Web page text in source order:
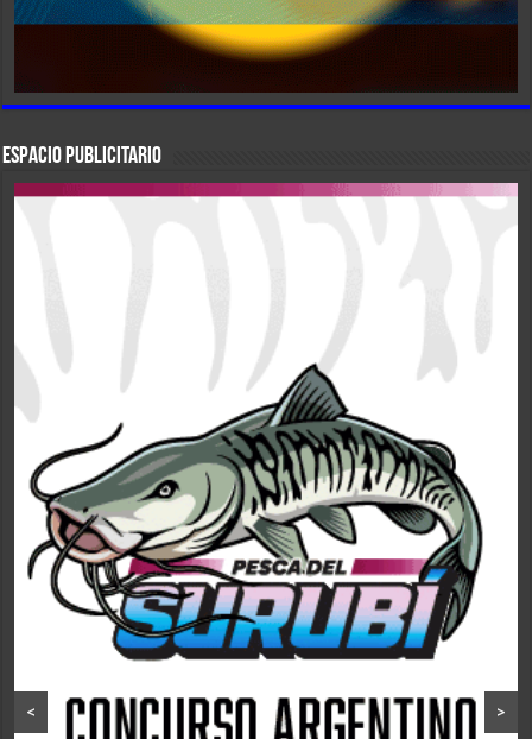
ESPACIO PUBLICITARIO
< >